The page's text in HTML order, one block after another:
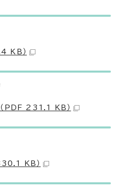
KB）
（PDF 231.1 KB）
KB）